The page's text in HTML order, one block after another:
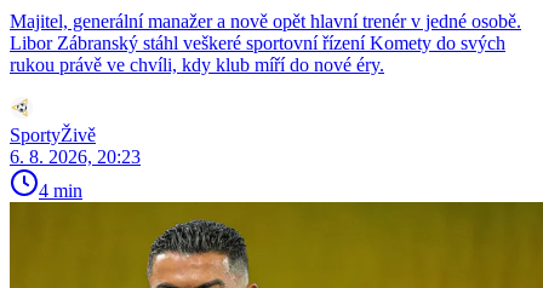
Majitel, generální manažer a nově opět hlavní trenér v jedné osobě.
Libor Zábranský stáhl veškeré sportovní řízení Komety do svých
rukou právě ve chvíli, kdy klub míří do nové éry.
SportyŽivě
6. 8. 2026, 20:23
4 min